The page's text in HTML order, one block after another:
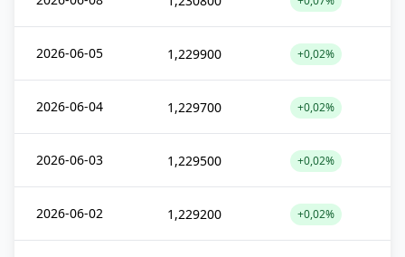
2026-06-05 1,229900 +0,02%
2026-06-04 1,229700 +0,02%
2026-06-03 1,229500 +0,02%
2026-06-02 1,229200 +0,02%